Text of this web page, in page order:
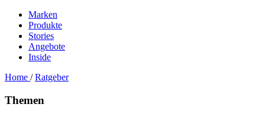
Marken
Produkte
Stories
Angebote
Inside
Home /Ratgeber
Themen